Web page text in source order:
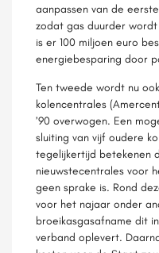
aanpassen van de
zodat gas duurder
is er 100 miljoen euro
energiebesparing door
Ten tweede wordt nu
kolencentrales
’90 overwogen. Een
sluiting van vijf oudere
tegelijkertijd betekenen
nieuwstecentrales voor
geen sprake is. Rond
voor het najaar onder
broeikasgasafname dit
verband oplevert.